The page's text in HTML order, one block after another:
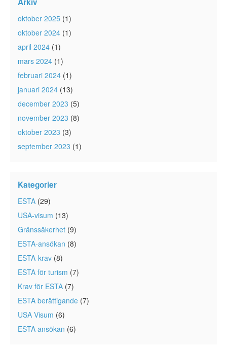
oktober 2025 (1)
oktober 2024 (1)
april 2024 (1)
mars 2024 (1)
februari 2024 (1)
januari 2024 (13)
december 2023 (5)
november 2023 (8)
oktober 2023 (3)
september 2023 (1)
Kategorier
ESTA (29)
USA-visum (13)
Gränssäkerhet (9)
ESTA-ansökan (8)
ESTA-krav (8)
ESTA för turism (7)
Krav för ESTA (7)
ESTA berättigande (7)
USA Visum (6)
ESTA ansökan (6)